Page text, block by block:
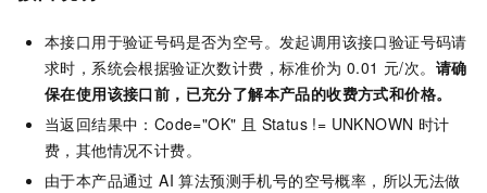
本接口用于验证号码是否为空号。发起调用该接口验证号码请
求时，系统会根据验证次数计费，标准价为 0.01 元/次。 请确
保在使用该接口前，已充分了解本产品的收费方式和价格。
当返回结果中：Code="OK" 且 Status != UNKNOWN 时计
费，其他情况不计费。
由于本产品通过 AI 算法预测手机号的空号概率，所以无法做